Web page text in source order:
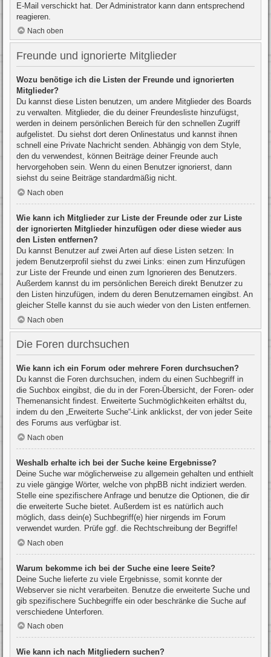
E-Mail verschickt hat. Der Administrator kann dann entsprechend
reagieren.
Nach oben
Freunde und ignorierte Mitglieder
Wozu benötige ich die Listen der Freunde und ignorierten
Mitglieder?
Du kannst diese Listen benutzen, um andere Mitglieder des Boards
zu verwalten. Mitglieder, die du deiner Freundesliste hinzufügst,
werden in deinem persönlichen Bereich für den schnellen Zugriff
aufgelistet. Du siehst dort deren Onlinestatus und kannst ihnen
schnell eine Private Nachricht senden. Abhängig von dem Style,
den du verwendest, können Beiträge deiner Freunde auch
hervorgehoben sein. Wenn du einen Benutzer ignorierst, dann
siehst du seine Beiträge standardmäßig nicht.
Nach oben
Wie kann ich Mitglieder zur Liste der Freunde oder zur Liste
der ignorierten Mitglieder hinzufügen oder diese wieder aus
den Listen entfernen?
Du kannst Benutzer auf zwei Arten auf diese Listen setzen: In
jedem Benutzerprofil siehst du zwei Links: einen zum Hinzufügen
zur Liste der Freunde und einen zum Ignorieren des Benutzers.
Außerdem kannst du im persönlichen Bereich direkt Benutzer zu
den Listen hinzufügen, indem du deren Benutzernamen eingibst. An
gleicher Stelle kannst du sie auch wieder von den Listen entfernen.
Nach oben
Die Foren durchsuchen
Wie kann ich ein Forum oder mehrere Foren durchsuchen?
Du kannst die Foren durchsuchen, indem du einen Suchbegriff in
die Suchbox eingibst, die du in der Foren-Übersicht, der Foren- oder
Themenansicht findest. Erweiterte Suchmöglichkeiten erhältst du,
indem du den „Erweiterte Suche“-Link anklickst, der von jeder Seite
des Forums aus verfügbar ist.
Nach oben
Weshalb erhalte ich bei der Suche keine Ergebnisse?
Deine Suche war möglicherweise zu allgemein gehalten und enthielt
zu viele gängige Wörter, welche von phpBB nicht indiziert werden.
Stelle eine spezifischere Anfrage und benutze die Optionen, die dir
die erweiterte Suche bietet. Außerdem ist es natürlich auch
möglich, dass dein(e) Suchbegriff(e) hier nirgends im Forum
verwendet wurden. Prüfe ggf. die Rechtschreibung der Begriffe!
Nach oben
Warum bekomme ich bei der Suche eine leere Seite?
Deine Suche lieferte zu viele Ergebnisse, somit konnte der
Webserver sie nicht verarbeiten. Benutze die erweiterte Suche und
gib spezifischere Suchbegriffe ein oder beschränke die Suche auf
verschiedene Unterforen.
Nach oben
Wie kann ich nach Mitgliedern suchen?